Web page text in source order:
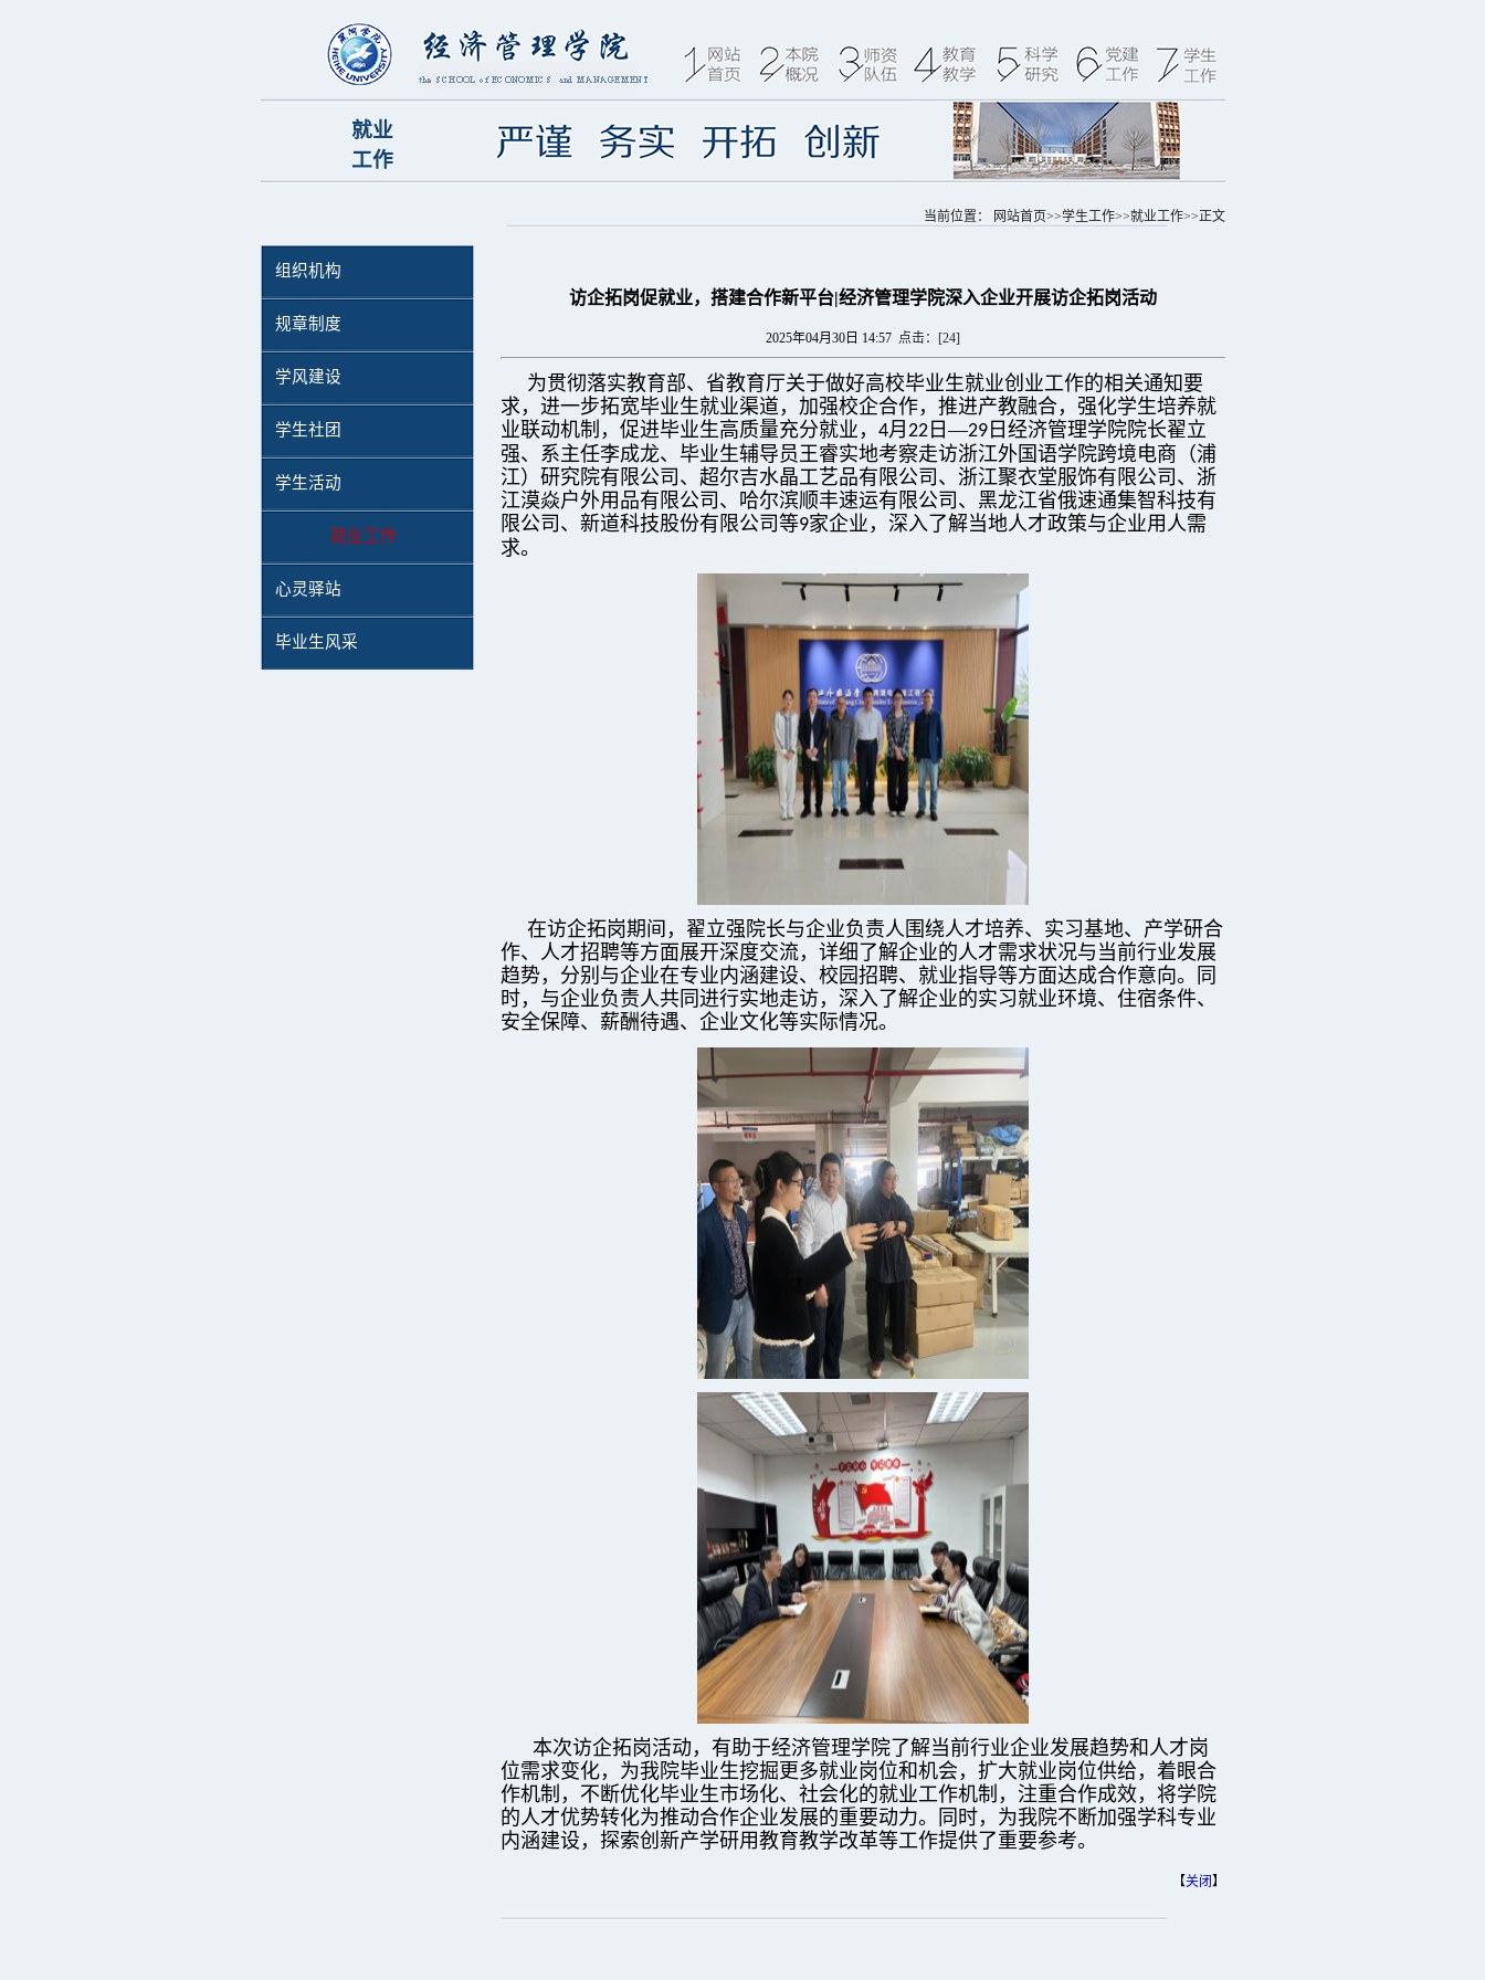
就业
工作
当前位置： 网站首页>>学生工作>>就业工作>>正文
组织机构
规章制度
学风建设
学生社团
学生活动
就业工作
心灵驿站
毕业生风采
访企拓岗促就业，搭建合作新平台|经济管理学院深入企业开展访企拓岗活动
2025年04月30日 14:57 点击：[24]
为贯彻落实教育部、省教育厅关于做好高校毕业生就业创业工作的相关通知要
求，进一步拓宽毕业生就业渠道，加强校企合作，推进产教融合，强化学生培养就
业联动机制，促进毕业生高质量充分就业， 4月 22日—29日经济管理学院院长翟立
强、系主任李成龙、毕业生辅导员王睿实地考察走访浙江外国语学院跨境电商（浦
江）研究院有限公司、超尔吉水晶工艺品有限公司、浙江聚衣堂服饰有限公司、浙
江漠焱户外用品有限公司、哈尔滨顺丰速运有限公司、黑龙江省俄速通集智科技有
限公司、新道科技股份有限公司等9家企业，深入了解当地人才政策与企业用人需
求。
在访企拓岗期间，翟立强院长与企业负责人围绕人才培养、实习基地、产学研合
作、人才招聘等方面展开深度交流，详细了解企业的人才需求状况与当前行业发展
趋势，分别与企业在专业内涵建设、校园招聘、就业指导等方面达成合作意向。同
时，与企业负责人共同进行实地走访，深入了解企业的实习就业环境、住宿条件、
安全保障、薪酬待遇、企业文化等实际情况。
本次访企拓岗活动，有助于经济管理学院了解当前行业企业发展趋势和人才岗
位需求变化，为我院毕业生挖掘更多就业岗位和机会，扩大就业岗位供给，着眼合
作机制，不断优化毕业生市场化、社会化的就业工作机制，注重合作成效，将学院
的人才优势转化为推动合作企业发展的重要动力。同时，为我院不断加强学科专业
内涵建设，探索创新产学研用教育教学改革等工作提供了重要参考。
【关闭】